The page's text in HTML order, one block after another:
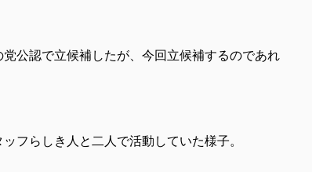
公認で立候補したが、今回立候補するのであれ
フらしき人と二人で活動していた様子。